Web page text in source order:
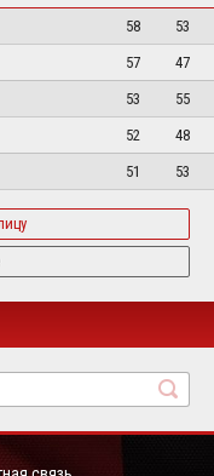
58
53
57
47
53
55
52
48
51 53